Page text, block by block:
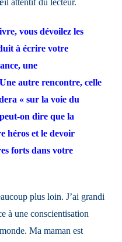
attentif du lecteur.
vous dévoilez les
à écrire votre
une
autre rencontre, celle
« sur la voie du
on dire que la
héros et le devoir
forts dans votre
plus loin. J’ai grandi
à une conscientisation
Ma maman est